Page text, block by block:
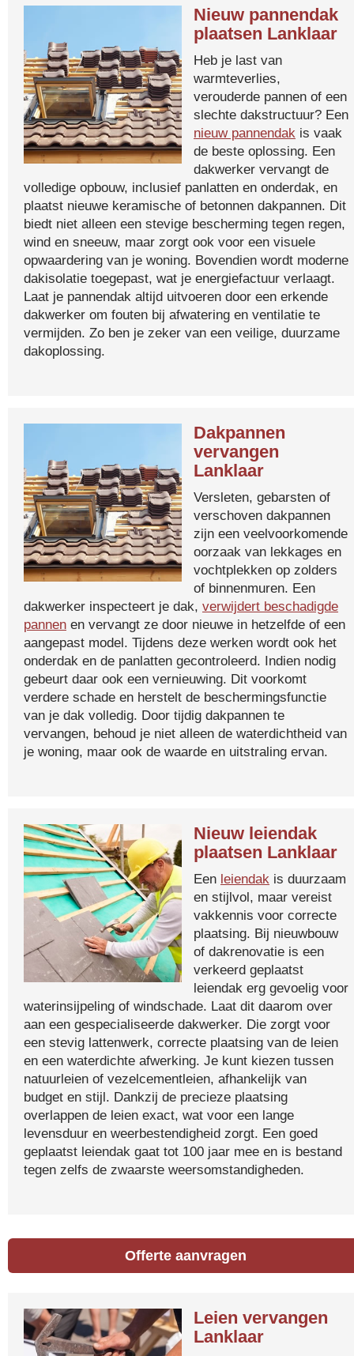
Nieuw pannendak
plaatsen Lanklaar
Heb je last van
warmteverlies,
verouderde pannen of een
slechte dakstructuur? Een
nieuw pannendak is vaak
de beste oplossing. Een
dakwerker vervangt de
volledige opbouw, inclusief panlatten en onderdak, en
plaatst nieuwe keramische of betonnen dakpannen. Dit
biedt niet alleen een stevige bescherming tegen regen,
wind en sneeuw, maar zorgt ook voor een visuele
opwaardering van je woning. Bovendien wordt moderne
dakisolatie toegepast, wat je energiefactuur verlaagt.
Laat je pannendak altijd uitvoeren door een erkende
dakwerker om fouten bij afwatering en ventilatie te
vermijden. Zo ben je zeker van een veilige, duurzame
dakoplossing.
Dakpannen
vervangen
Lanklaar
Versleten, gebarsten of
verschoven dakpannen
zijn een veelvoorkomende
oorzaak van lekkages en
vochtplekken op zolders
of binnenmuren. Een
dakwerker inspecteert je dak, verwijdert beschadigde
pannen en vervangt ze door nieuwe in hetzelfde of een
aangepast model. Tijdens deze werken wordt ook het
onderdak en de panlatten gecontroleerd. Indien nodig
gebeurt daar ook een vernieuwing. Dit voorkomt
verdere schade en herstelt de beschermingsfunctie
van je dak volledig. Door tijdig dakpannen te
vervangen, behoud je niet alleen de waterdichtheid van
je woning, maar ook de waarde en uitstraling ervan.
Nieuw leiendak
plaatsen Lanklaar
Een leiendak is duurzaam
en stijlvol, maar vereist
vakkennis voor correcte
plaatsing. Bij nieuwbouw
of dakrenovatie is een
verkeerd geplaatst
leiendak erg gevoelig voor
waterinsijpeling of windschade. Laat dit daarom over
aan een gespecialiseerde dakwerker. Die zorgt voor
een stevig lattenwerk, correcte plaatsing van de leien
en een waterdichte afwerking. Je kunt kiezen tussen
natuurleien of vezelcementleien, afhankelijk van
budget en stijl. Dankzij de precieze plaatsing
overlappen de leien exact, wat voor een lange
levensduur en weerbestendigheid zorgt. Een goed
geplaatst leiendak gaat tot 100 jaar mee en is bestand
tegen zelfs de zwaarste weersomstandigheden.
Offerte aanvragen
Leien vervangen
Lanklaar